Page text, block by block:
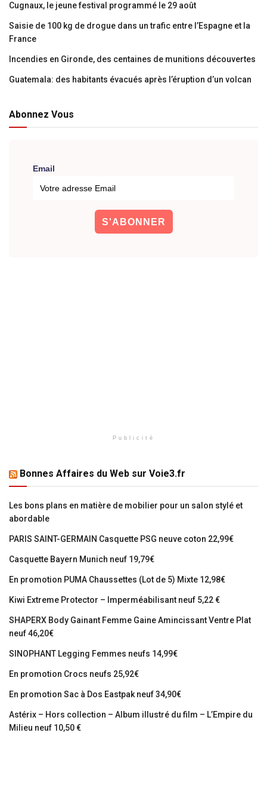
Cugnaux, le jeune festival programmé le 29 août
Saisie de 100 kg de drogue dans un trafic entre l’Espagne et la
France
Incendies en Gironde, des centaines de munitions découvertes
Guatemala: des habitants évacués après l’éruption d’un volcan
Abonnez Vous
Email
Publicité
Bonnes Affaires du Web sur Voie3.fr
Les bons plans en matière de mobilier pour un salon stylé et
abordable
PARIS SAINT-GERMAIN Casquette PSG neuve coton 22,99€
Casquette Bayern Munich neuf 19,79€
En promotion PUMA Chaussettes (Lot de 5) Mixte 12,98€
Kiwi Extreme Protector – Imperméabilisant neuf 5,22 €
SHAPERX Body Gainant Femme Gaine Amincissant Ventre Plat
neuf 46,20€
SINOPHANT Legging Femmes neufs 14,99€
En promotion Crocs neufs 25,92€
En promotion Sac à Dos Eastpak neuf 34,90€
Astérix – Hors collection – Album illustré du film – L’Empire du
Milieu neuf 10,50 €